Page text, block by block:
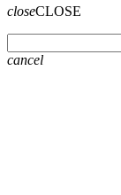
closeCLOSE
cancel